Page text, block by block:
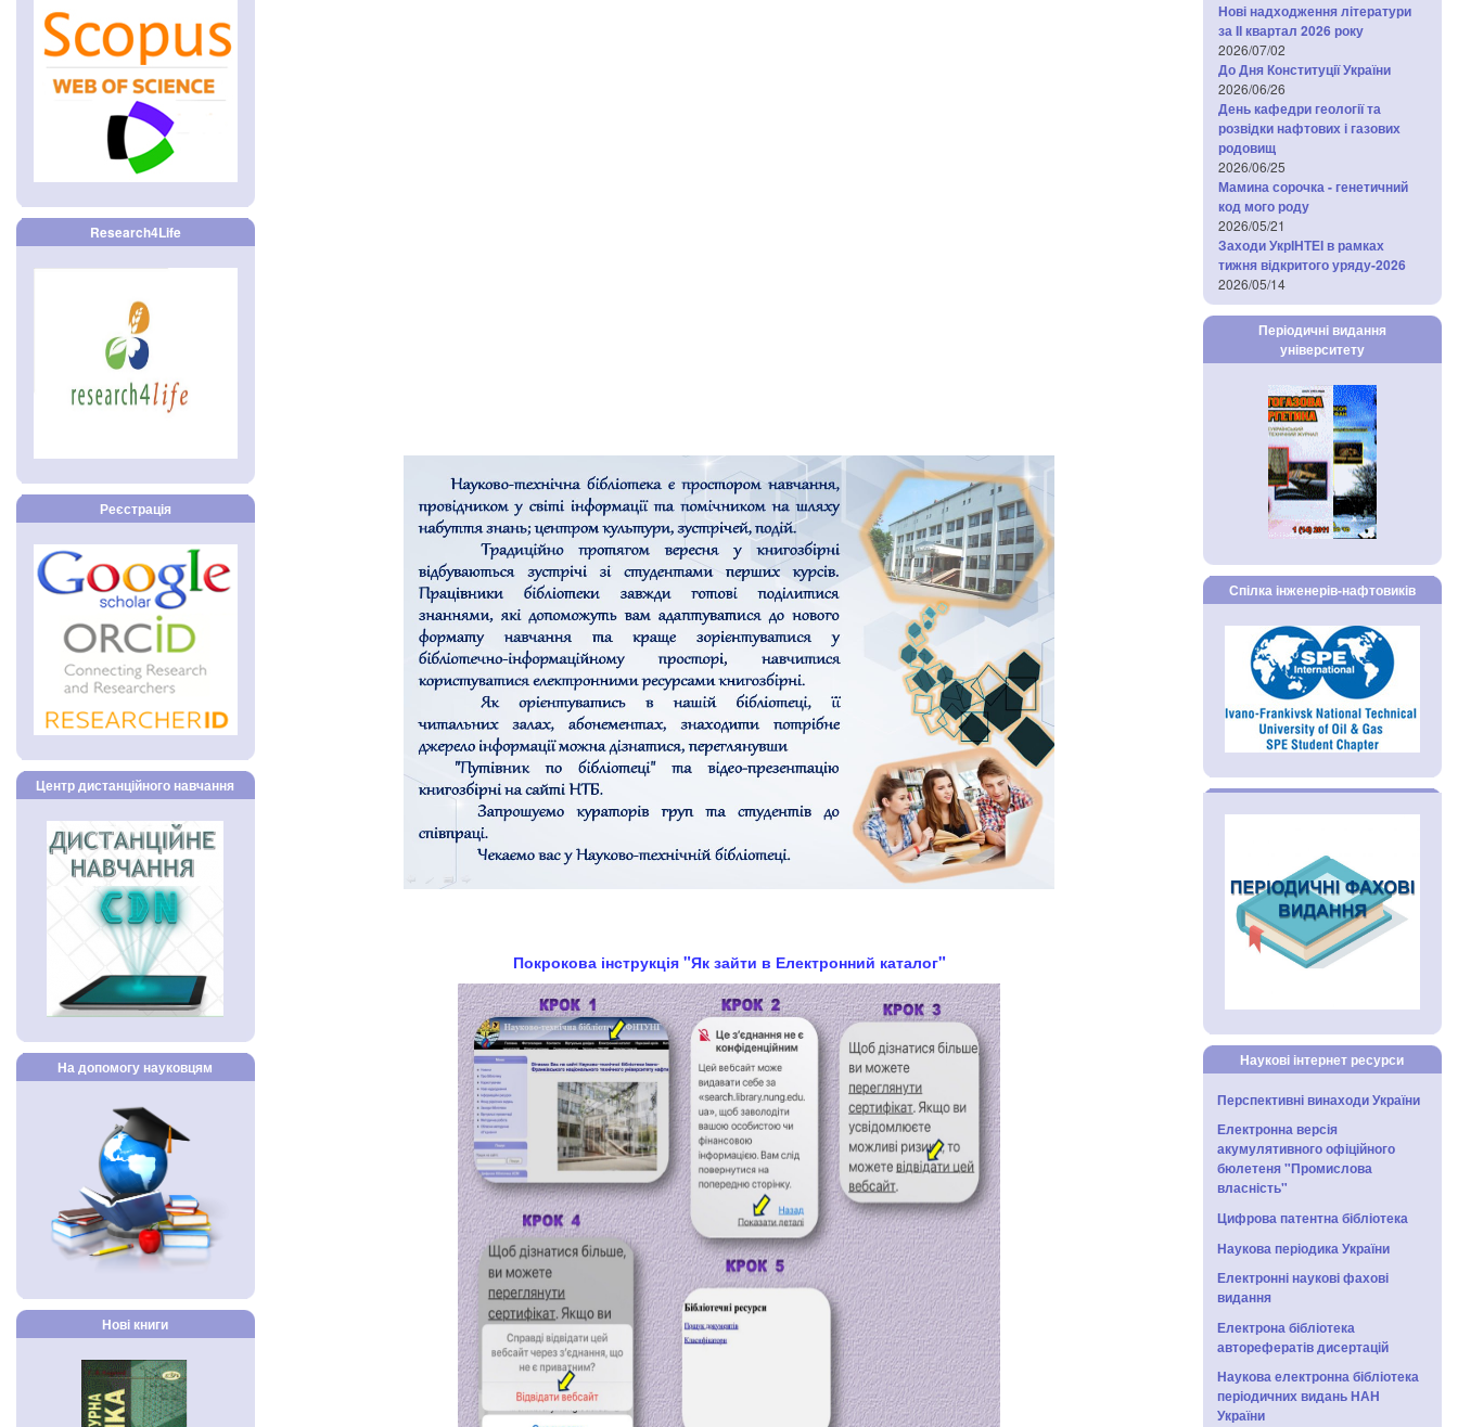
Research4Life
Реєстрація
Центр дистанційного навчання
На допомогу науковцям
Нові книги
Покрокова інструкція "Як зайти в Електронний каталог"
Нові надходження літератури
за IІ квартал 2026 року
2026/07/02
До Дня Конституції України
2026/06/26
День кафедри геології та
розвідки нафтових і газових
родовищ
2026/06/25
Мамина сорочка - генетичний
код мого роду
2026/05/21
Заходи УкрІНТЕІ в рамках
тижня відкритого уряду-2026
2026/05/14
Періодичні видання
університету
Спілка інженерів-нафтовиків
Наукові інтернет ресурси
Перспективні винаходи України
Електронна версія
акумулятивного офіційного
бюлетеня "Промислова
власність"
Цифрова патентна бібліотека
Наукова періодика України
Електронні наукові фахові
видання
Електрона бібліотека
авторефератів дисертацій
Наукова електронна бібліотека
періодичних видань НАН
України